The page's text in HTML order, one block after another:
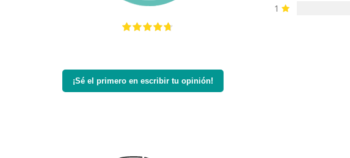
1
¡Sé el primero en escribir tu opinión!